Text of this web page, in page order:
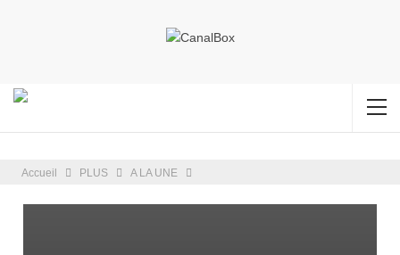
Accueil PLUS A LA UNE